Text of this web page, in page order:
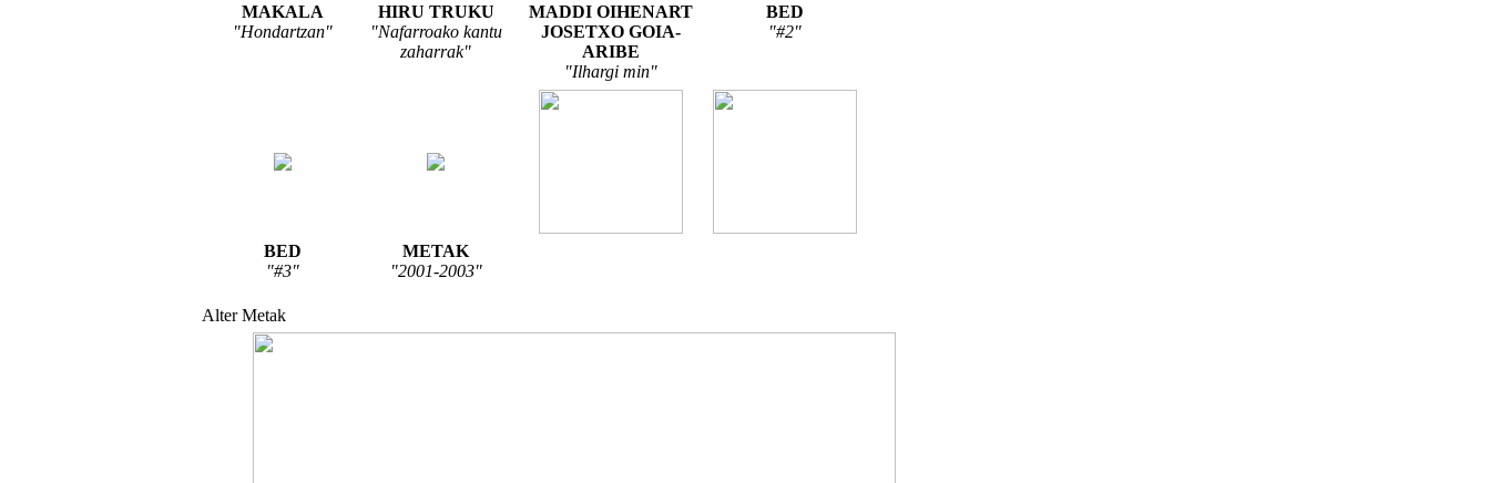
MAKALA
"Hondartzan"
HIRU TRUKU
"Nafarroako kantu
zaharrak"
MADDI OIHENART
JOSETXO GOIA-
ARIBE
"Ilhargi min"
BED
"#2"
BED
"#3"
METAK
"2001-2003"
Alter Metak